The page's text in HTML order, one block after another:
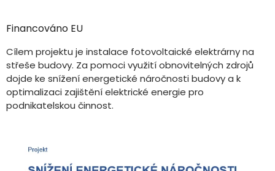
Financováno EU
Cílem projektu je instalace fotovoltaické elektrárny na
střeše budovy. Za pomoci využití obnovitelných zdrojů
dojde ke snížení energetické náročnosti budovy a k
optimalizaci zajištění elektrické energie pro
podnikatelskou činnost.